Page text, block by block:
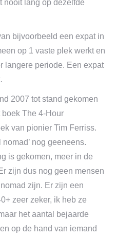
nooit lang op dezelfde
bijvoorbeeld een expat in
op 1 vaste plek werkt en
langere periode. Een expat
2007 tot stand gekomen
The 4-Hour
van pionier Tim Ferriss.
nog geeneens.
is gekomen, meer in de
zijn dus nog geen mensen
zijn. Er zijn een
zeer zeker, ik heb ze
het aantal bejaarde
op de hand van iemand